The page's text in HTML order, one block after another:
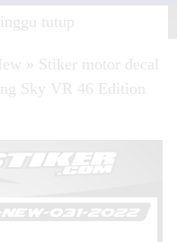
tutup
» Stiker motor decal
Sky VR 46 Edition